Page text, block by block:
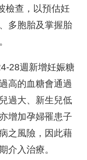
檢查，以預估妊
多胞胎及掌握胎
28週新增妊娠糖
高的血糖會通過
過大、新生兒低
增加孕婦罹患子
之風險，因此藉
介入治療。